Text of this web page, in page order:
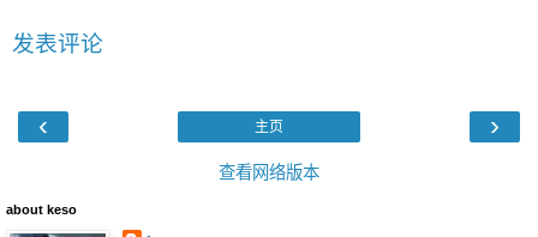
发表评论
‹ ›
主页
查看网络版本
about keso